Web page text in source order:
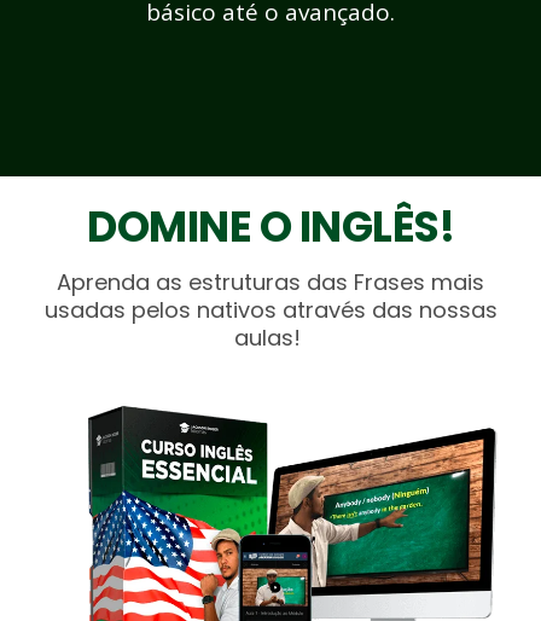
básico até o avançado.
DOMINE O INGLÊS!
Aprenda as estruturas das Frases mais
usadas pelos nativos através das nossas
aulas!